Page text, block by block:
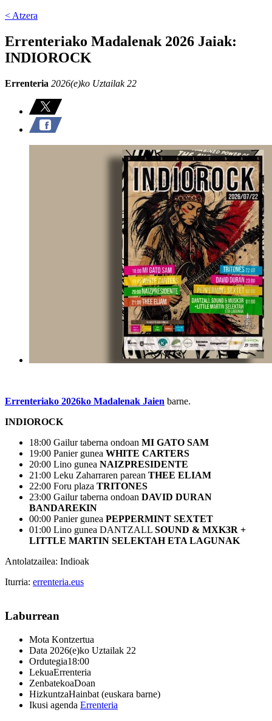
< Atzera
Errenteriako Madalenak 2026 Jaiak:
INDIOROCK
Errenteria 2026(e)ko Uztailak 22
Errenteriako 2026ko Madalenak Jaien barne.
INDIOROCK
18:00 Gailur taberna ondoan MI GATO SAM
19:00 Panier gunea WHITE CARTERS
20:00 Lino gunea NAIZPRESIDENTE
21:00 Leku Zaharraren parean THEE ELIAM
22:00 Foru plaza TRITONES
23:00 Gailur taberna ondoan DAVID DURAN
BANDAREKIN
00:00 Panier gunea PEPPERMINT SEXTET
01:00 Lino gunea DANTZALL SOUND & MXK3R +
LITTLE MARTIN SELEKTAH ETA LAGUNAK
Antolatzailea: Indioak
Iturria: errenteria.eus
Laburrean
Mota Kontzertua
Data 2026(e)ko Uztailak 22
Ordutegia18:00
LekuaErrenteria
ZenbatekoaDoan
HizkuntzaHainbat (euskara barne)
Ikusi agenda Errenteria